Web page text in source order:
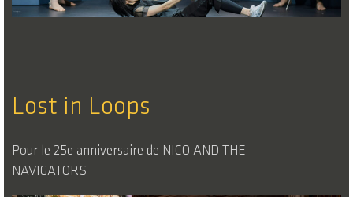
Lost in Loops
Pour le 25e anniversaire de NICO AND THE
NAVIGATORS